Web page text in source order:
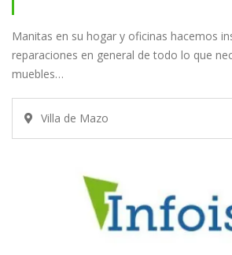
Manitas en su hogar y oficinas hacemos
reparaciones en general de todo lo que
muebles…
Villa de Mazo